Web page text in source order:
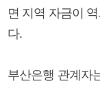
면 지역 자금이
다.
부산은행 관계자